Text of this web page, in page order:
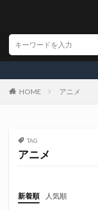
HOME アニメ
TAG
アニメ
新着順 人気順